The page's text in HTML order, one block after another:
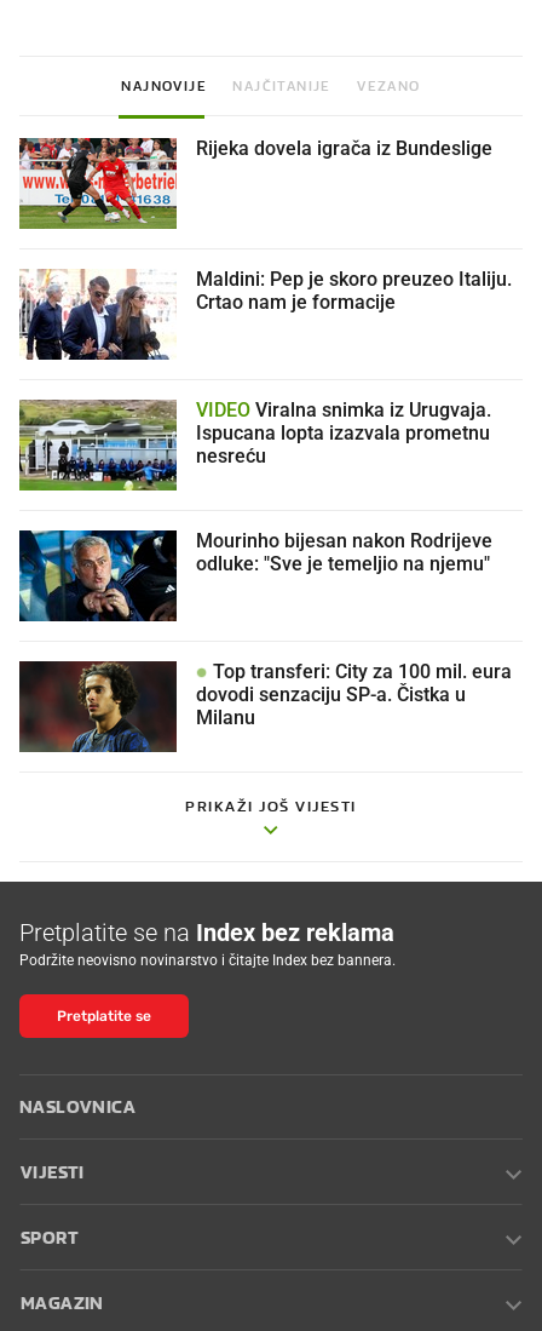
NAJNOVIJE NAJČITANIJE VEZANO
Rijeka dovela igrača iz Bundeslige
Maldini: Pep je skoro preuzeo Italiju.
Crtao nam je formacije
VIDEO
Ispucana lopta izazvala prometnu
nesreću
Mourinho bijesan nakon Rodrijeve
odluke: "Sve je temeljio na njemu"
Top transferi: City za 100 mil. eura
dovodi senzaciju SP-a. Čistka u
Milanu
PRIKAŽI JOŠ VIJESTI
Pretplatite se na Index bez reklama
Podržite neovisno novinarstvo i čitajte Index bez bannera.
Pretplatite se
NASLOVNICA
VIJESTI
SPORT
MAGAZIN